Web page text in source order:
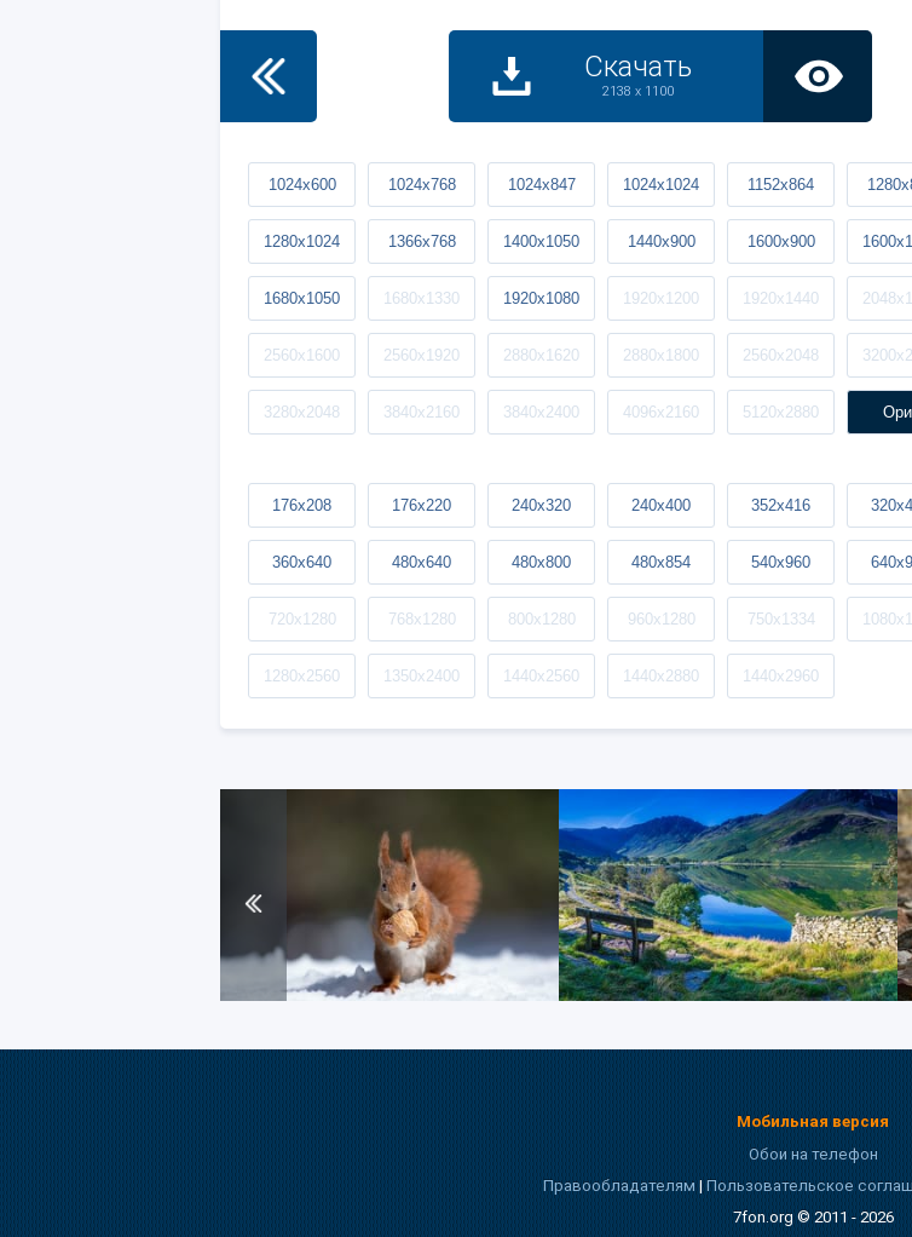
Скачать
2138 x 1100
1024x600 1024x768 1024x847 1024x1024 1152x864
1280x1024 1366x768 1400x1050 1440x900 1600x900
1680x1050 1680x1330 1920x1080 1920x1200 1920x1440
2560x1600 2560x1920 2880x1620 2880x1800 2560x2048
3280x2048 3840x2160 3840x2400 4096x2160 5120x2880
176x208 176x220 240x320 240x400 352x416
360x640 480x640 480x800 480x854 540x960
720x1280 768x1280 800x1280 960x1280 750x1334
1280x2560 1350x2400 1440x2560 1440x2880 1440x2960
Мобильная версия
Обои на телефон
Правообладателям|Пользовательское
7fon.org © 2011 - 2026